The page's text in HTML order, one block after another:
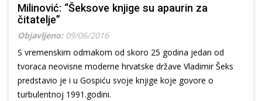
Milinović: “Šeksove knjige su apaurin za
čitatelje”
Objavljeno: 09/06/2016
S vremenskim odmakom od skoro 25 godina jedan od
tvoraca neovisne moderne hrvatske države Vladimir Šeks
predstavio je i u Gospiću svoje knjige koje govore o
turbulentnoj 1991.godini.